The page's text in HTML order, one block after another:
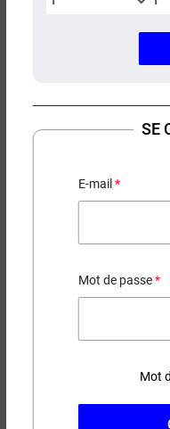
SE
E-mail
Mot de passe
Mot